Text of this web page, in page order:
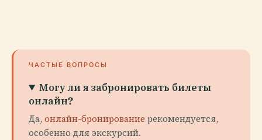
ЧАСТЫЕ ВОПРОСЫ
Могу ли я забронировать билеты
онлайн?
Да, онлайн-бронирование рекомендуется,
особенно для экскурсий.